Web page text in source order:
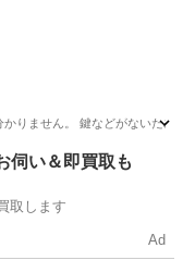
せん。 鍵などがないためご
ーケース
伺い＆即買取も
取します
Ad